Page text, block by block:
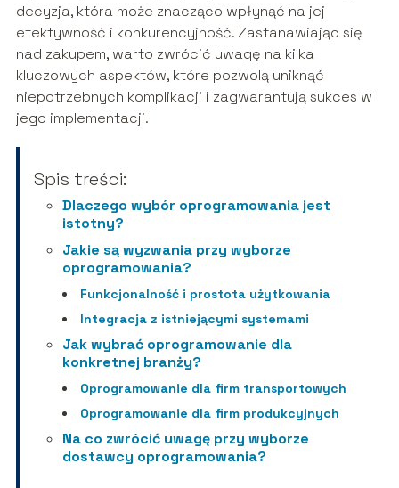
decyzja, która może znacząco wpłynąć na jej
efektywność i konkurencyjność. Zastanawiając się
nad zakupem, warto zwrócić uwagę na kilka
kluczowych aspektów, które pozwolą uniknąć
niepotrzebnych komplikacji i zagwarantują sukces w
jego implementacji.
Spis treści:
Dlaczego wybór oprogramowania jest
istotny?
Jakie są wyzwania przy wyborze
oprogramowania?
Funkcjonalność i prostota użytkowania
Integracja z istniejącymi systemami
Jak wybrać oprogramowanie dla
konkretnej branży?
Oprogramowanie dla firm transportowych
Oprogramowanie dla firm produkcyjnych
Na co zwrócić uwagę przy wyborze
dostawcy oprogramowania?